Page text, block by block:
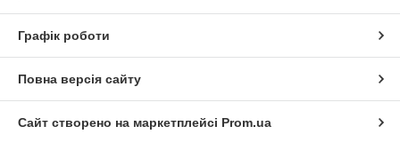
Графік роботи
Повна версія сайту
Сайт створено на маркетплейсі Prom.ua